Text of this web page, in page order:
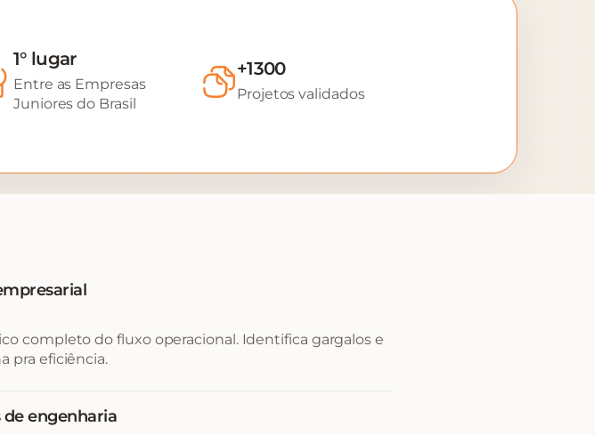
1° lugar
Entre as Empresas
Juniores do Brasil
+1300
Projetos validados
completo do fluxo operacional. Identifica gargalos e
pra eficiência.
engenharia